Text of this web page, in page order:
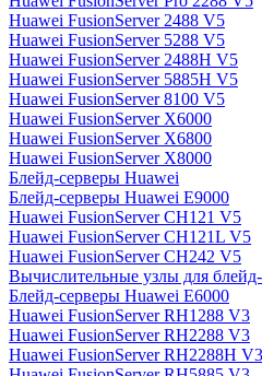
Huawei FusionServer 2488 V5
Huawei FusionServer 5288 V5
Huawei FusionServer 2488H V5
Huawei FusionServer 5885H V5
Huawei FusionServer 8100 V5
Huawei FusionServer X6000
Huawei FusionServer X6800
Huawei FusionServer X8000
Блейд-серверы Huawei
Блейд-серверы Huawei E9000
Huawei FusionServer CH121 V5
Huawei FusionServer CH121L V5
Huawei FusionServer CH242 V5
Вычислительные узлы для
Блейд-серверы Huawei E6000
Huawei FusionServer RH1288 V3
Huawei FusionServer RH2288 V3
Huawei FusionServer RH2288H V3